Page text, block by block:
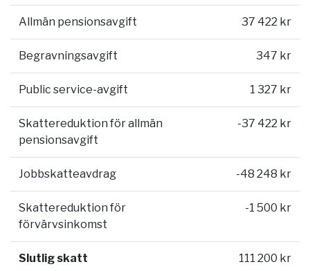
Allmän pensionsavgift 37 422 kr
Begravningsavgift 347 kr
Public service-avgift 1 327 kr
Skattereduktion för allmän
pensionsavgift
-37 422 kr
Jobbskatteavdrag -48 248 kr
Skattereduktion för
förvärvsinkomst
-1 500 kr
Slutlig skatt 111 200 kr